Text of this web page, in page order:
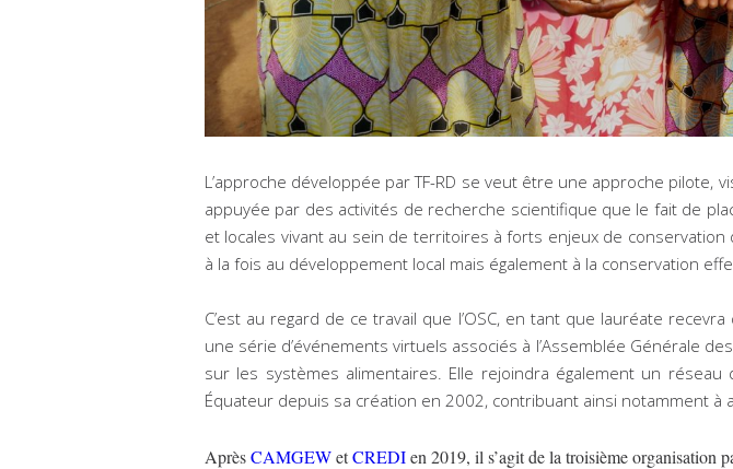
L’approche développée par TF-RD se veut être une approche
appuyée par des activités de recherche scientifique que le fait de
et locales vivant au sein de territoires à forts enjeux de
à la fois au développement local mais également à la conservation
C’est au regard de ce travail que l’OSC, en tant que lauréate
une série d’événements virtuels associés à l’Assemblée Générale
sur les systèmes alimentaires. Elle rejoindra également un
Équateur depuis sa création en 2002, contribuant ainsi notamment à
AprèsCAMGEWetCREDIen 2019, il s’agit de la troisième organisation